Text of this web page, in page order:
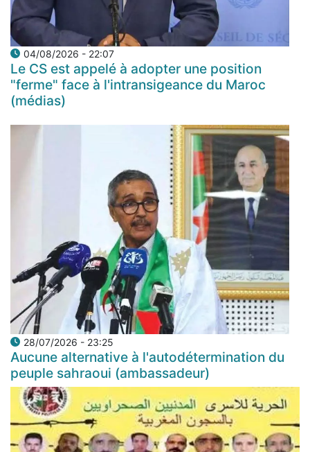
04/08/2026 - 22:07
Le CS est appelé à adopter une position
"ferme" face à l'intransigeance du Maroc
(médias)
28/07/2026 - 23:25
Aucune alternative à l'autodétermination du
peuple sahraoui (ambassadeur)